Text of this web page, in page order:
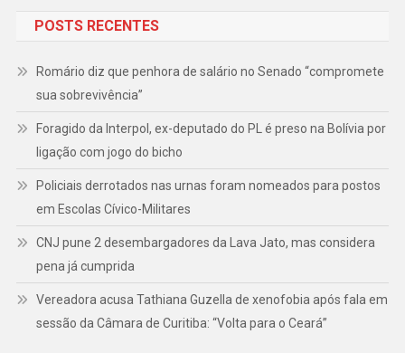
POSTS RECENTES
Romário diz que penhora de salário no Senado “compromete
sua sobrevivência”
Foragido da Interpol, ex-deputado do PL é preso na Bolívia por
ligação com jogo do bicho
Policiais derrotados nas urnas foram nomeados para postos
em Escolas Cívico-Militares
CNJ pune 2 desembargadores da Lava Jato, mas considera
pena já cumprida
Vereadora acusa Tathiana Guzella de xenofobia após fala em
sessão da Câmara de Curitiba: “Volta para o Ceará”